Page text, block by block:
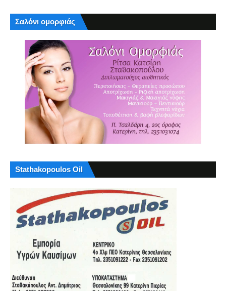
Σαλόνι ομορφιάς
Stathakopoulos Oil